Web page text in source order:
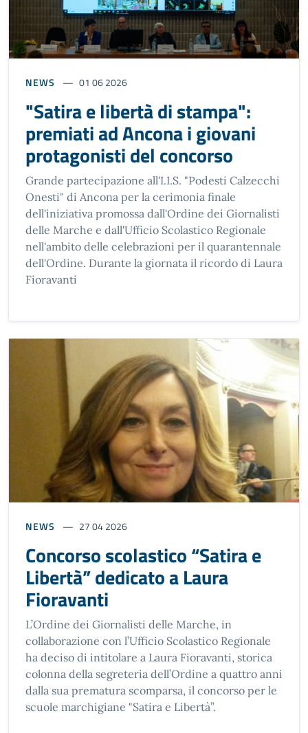
NEWS 01 06 2026
"Satira e libertà di stampa":
premiati ad Ancona i giovani
protagonisti del concorso
Grande partecipazione all'I.I.S. "Podesti Calzecchi
Onesti" di Ancona per la cerimonia finale
dell'iniziativa promossa dall'Ordine dei Giornalisti
delle Marche e dall'Ufficio Scolastico Regionale
nell'ambito delle celebrazioni per il quarantennale
dell'Ordine. Durante la giornata il ricordo di Laura
Fioravanti
NEWS 27 04 2026
Concorso scolastico “Satira e
Libertà” dedicato a Laura
Fioravanti
L’Ordine dei Giornalisti delle Marche, in
collaborazione con l’Ufficio Scolastico Regionale
ha deciso di intitolare a Laura Fioravanti, storica
colonna della segreteria dell’Ordine a quattro anni
dalla sua prematura scomparsa, il concorso per le
scuole marchigiane "Satira e Libertà”.